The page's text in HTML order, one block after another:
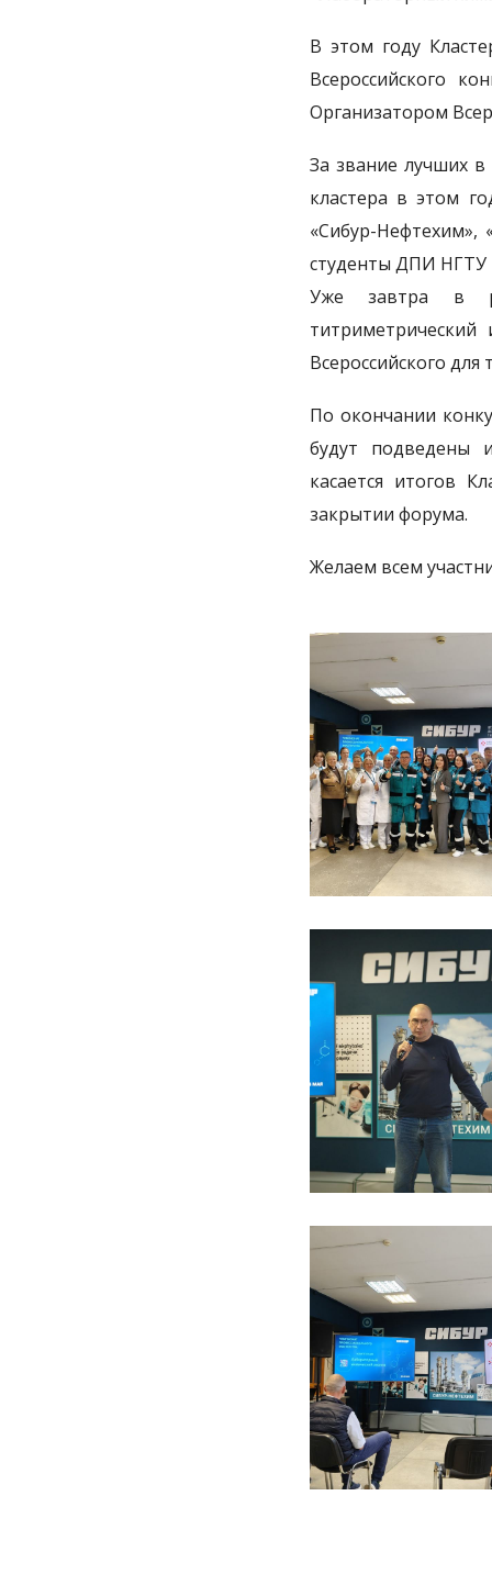
В этом году
Всероссийского
Организатором
За звание лучших
кластера в этом
«Сибур-Нефтехим»,
студенты ДПИ НГТУ
Уже завтра в
Всероссийского для
По окончании
будут подведены
касается итогов
закрытии форума.
Желаем всем